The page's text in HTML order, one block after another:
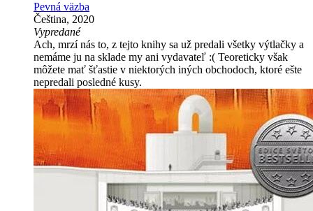
Pevná väzba
Čeština, 2020
Vypredané
Ach, mrzí nás to, z tejto knihy sa už predali všetky výtlačky a
nemáme ju na sklade my ani vydavateľ :( Teoreticky však
môžete mať šťastie v niektorých iných obchodoch, ktoré ešte
nepredali posledné kusy.